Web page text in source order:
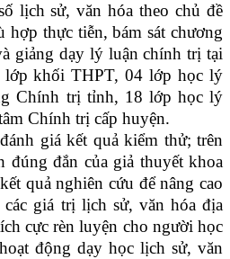
lịch sử, văn hóa theo chủ đề
hợp thực tiễn, bám sát chương
giảng dạy lý luận chính trị tại
khối THPT, 04 lớp học lý
Chính trị tỉnh, 18 lớp học lý
Chính trị cấp huyện.
giá kết quả kiểm thử; trên
đúng đắn của giả thuyết khoa
quả nghiên cứu để nâng cao
giá trị lịch sử, văn hóa địa
cực rèn luyện cho người học
động dạy học lịch sử, văn